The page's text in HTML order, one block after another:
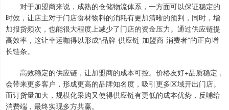
对于加盟商来说，成熟的仓储物流体系，一方面可以保证稳定的
时效，让店主对于门店食材物料的消耗有更加清晰的预判，同时，增
加报货频次，也能很大程度上减少了门店的资金压力。通过供应链提
高效率，这让幸运咖得以形成“品牌-供应链-加盟商-消费者”的正向增
长链条。
高效稳定的供应链，让加盟商的成本可控。价格友好+品质稳定，
会带来更多客户，形成更高的品牌知名度，吸引更多区域开出门店。
而订货量加大，规模化采购又使得供应链有更低的成本优势，反哺给
消费端，最终实现多方共赢。